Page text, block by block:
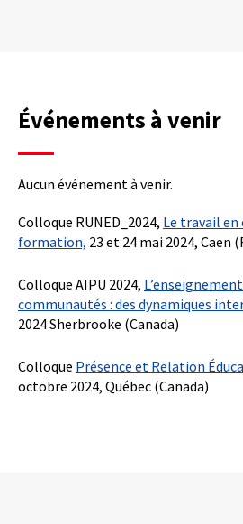
Événements à venir
Aucun événement à venir.
Colloque RUNED_2024, Le travail en
formation, 23 et 24 mai 2024, Caen
Colloque AIPU 2024,
communautés : des dynamiques
2024 Sherbrooke (Canada)
Colloque Présence et Relation
octobre 2024, Québec (Canada)